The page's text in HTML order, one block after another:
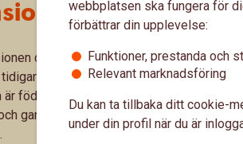
– en del av
du får från staten om du arbetat eller
är tilläggspensionen en del av den
född efter 1953 är de viktigaste delarna
garantipension (om du inte haft någon,
webbplatsen ska fungera för
förbättrar din upplevelse:
Funktioner, prestanda och
Relevant marknadsföring
Du kan ta tillbaka ditt cookie-
under din profil när du är